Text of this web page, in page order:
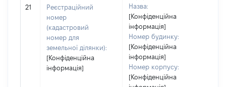
21
Реєстраційний
номер
(кадастровий
номер для
земельної ділянки):
[Конфіденційна
інформація]
Назва:
[Конфіденційна
інформація]
Номер будинку:
[Конфіденційна
інформація]
Номер корпусу:
[Конфіденційна